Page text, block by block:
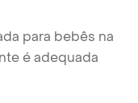
para bebês na
é adequada